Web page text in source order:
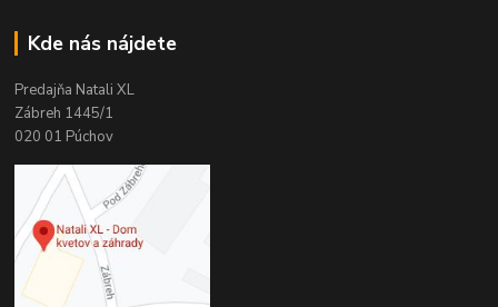
Kde nás nájdete
Predajňa Natali XL
Zábreh 1445/1
020 01 Púchov